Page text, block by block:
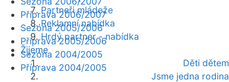
Partneři mládeže
Reklamní nabídka
Hrdý partner - nabídka
Žijeme
Děti dětem
Jsme jedna rodina
Příprava 2006/2007
Sezóna 2005/2006
Příprava 2005/2006
Sezóna 2004/2005
Příprava 2004/2005